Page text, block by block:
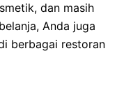
dan masih
Anda juga
berbagai restoran